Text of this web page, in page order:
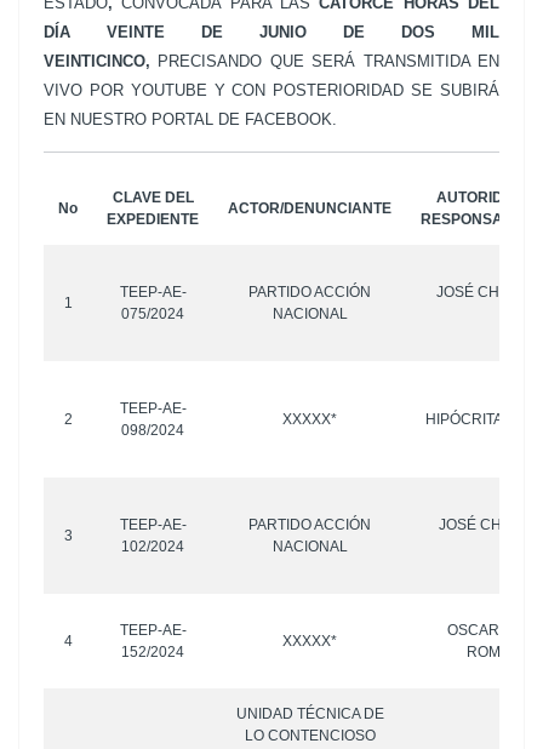
DÍA VEINTE DE JUNIO DE DOS MIL
VEINTICINCO, PRECISANDO QUE SERÁ TRANSMITIDA EN
VIVO POR YOUTUBE Y CON POSTERIORIDAD SE SUBIRÁ
EN NUESTRO PORTAL DE FACEBOOK.
No
CLAVE DEL
EXPEDIENTE
ACTOR/DENUNCIANTE
AUTORIDAD
RESPONSABLE/
1
TEEP-AE-
075/2024
PARTIDO ACCIÓN
NACIONAL
JOSÉ
2
TEEP-AE-
098/2024
XXXXX* HIPÓCRITA
3
TEEP-AE-
102/2024
PARTIDO ACCIÓN
NACIONAL
JOSÉ
4
TEEP-AE-
152/2024
XXXXX*
OSCAR
ROMERO
UNIDAD TÉCNICA DE
LO CONTENCIOSO